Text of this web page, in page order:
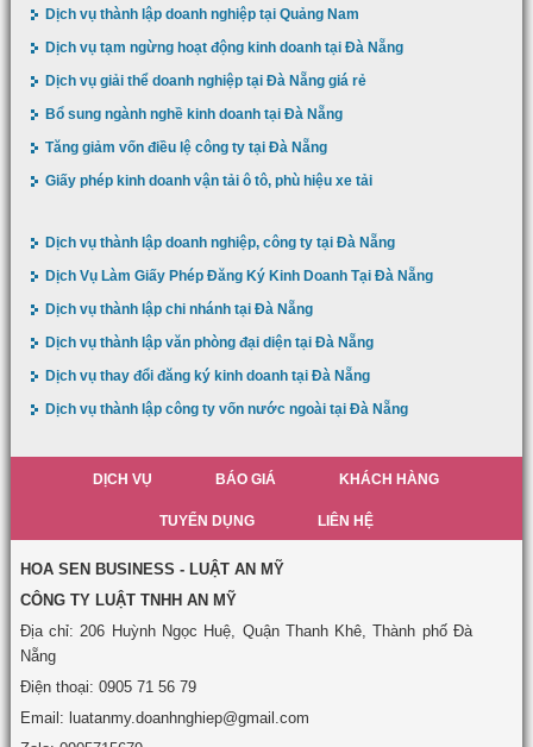
Dịch vụ thành lập doanh nghiệp tại Quảng Nam
Dịch vụ tạm ngừng hoạt động kinh doanh tại Đà Nẵng
Dịch vụ giải thể doanh nghiệp tại Đà Nẵng giá rẻ
Bổ sung ngành nghề kinh doanh tại Đà Nẵng
Tăng giảm vốn điều lệ công ty tại Đà Nẵng
Giấy phép kinh doanh vận tải ô tô, phù hiệu xe tải
Dịch vụ thành lập doanh nghiệp, công ty tại Đà Nẵng
Dịch Vụ Làm Giấy Phép Đăng Ký Kinh Doanh Tại Đà Nẵng
Dịch vụ thành lập chi nhánh tại Đà Nẵng
Dịch vụ thành lập văn phòng đại diện tại Đà Nẵng
Dịch vụ thay đổi đăng ký kinh doanh tại Đà Nẵng
Dịch vụ thành lập công ty vốn nước ngoài tại Đà Nẵng
DỊCH VỤ BÁO GIÁ KHÁCH HÀNG
TUYỂN DỤNG LIÊN HỆ
HOA SEN BUSINESS - LUẬT AN MỸ
CÔNG TY LUẬT TNHH AN MỸ
Địa chỉ: 206 Huỳnh Ngọc Huệ, Quận Thanh Khê, Thành phố Đà
Nẵng
Điện thoại: 0905 71 56 79
Email: luatanmy.doanhnghiep@gmail.com